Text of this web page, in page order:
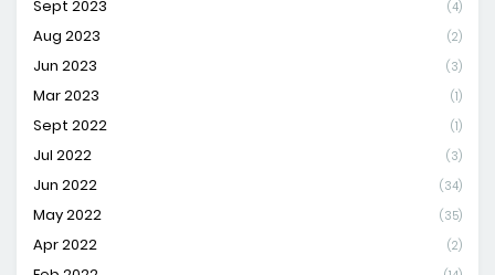
Sept 2023 (4)
Aug 2023 (2)
Jun 2023 (3)
Mar 2023 (1)
Sept 2022 (1)
Jul 2022 (3)
Jun 2022 (34)
May 2022 (35)
Apr 2022 (2)